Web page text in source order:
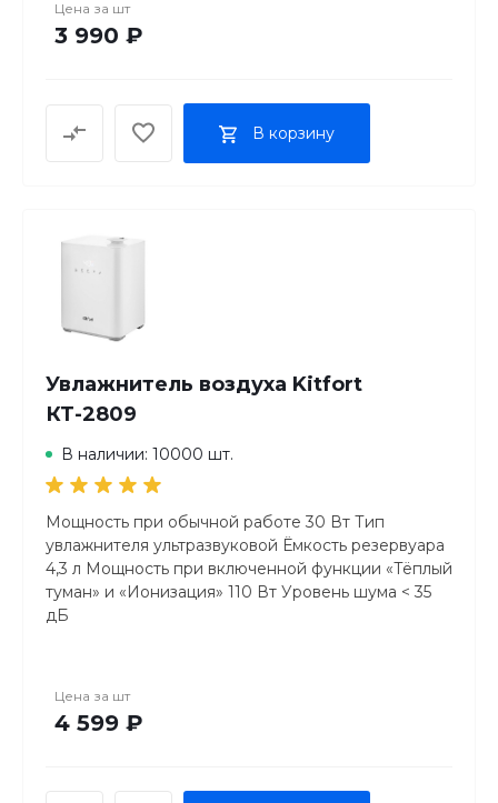
Цена за шт
3 990 ₽
В корзину
Увлажнитель воздуха Kitfort
КТ-2809
В наличии: 10000 шт.
Мощность при обычной работе 30 Вт Тип
увлажнителя ультразвуковой Ёмкость резервуара
4,3 л Мощность при включенной функции «Тёплый
туман» и «Ионизация» 110 Вт Уровень шума < 35
дБ
30–95 % с шагом 5%
Время работы с полным резервуаром
Цена за шт
4 599 ₽